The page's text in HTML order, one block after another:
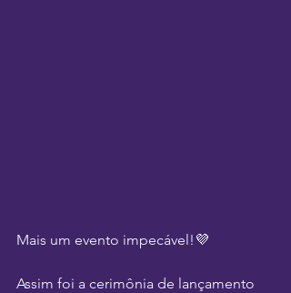
Mais um evento impecável!💜
Assim foi a cerimônia de lançamento